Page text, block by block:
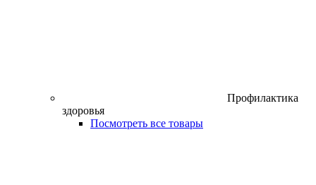
Профилактика
здоровья
Посмотреть все товары